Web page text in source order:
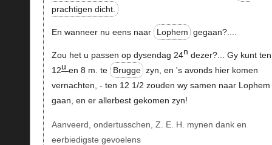
prachtigen dicht.
En wanneer nu eens naar Lophem gegaan?....
Zou het u passen op dysendag 24n dezer?... Gy kunt ten
12u en 8 m. te Brugge zyn, en 's avonds hier komen
vernachten, - ten 12 1/2 zouden wy samen naar Lophem
gaan, en er allerbest gekomen zyn!
Aanveerd, ondertusschen, Z. E. H. mynen dank en
eerbiedigste gevoelens